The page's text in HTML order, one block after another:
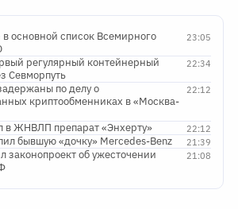
23:05
основной список Всемирного
22:34
регулярный контейнерный
Севморпуть
22:12
по делу о
криптообменниках в «Москва-
22:12
в ЖНВЛП препарат «Энхерту»
21:39
бывшую «дочку» Mercedes-Benz
21:08
законопроект об ужесточении